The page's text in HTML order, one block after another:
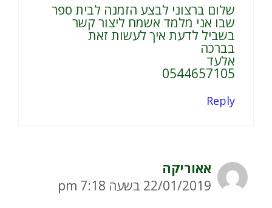
שלום ברצוני לבצע הזמנה לבית ספר
שבו אני מלמד אשמח ליצור קשר
בשביל לדעת איך לעשות זאת
בברכה
אלעד
0544657105
Reply
אאוריקה
22/01/2019 בשעה 7:18 pm